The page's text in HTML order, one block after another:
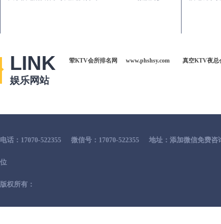
LINK
娱乐网站
荤KTV会所排名网 www.phshsy.com 真空KTV夜总
电话：17070-522355 微信号：17070-522355 地址：添加微信免费咨
位
版权所有：